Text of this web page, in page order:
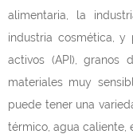
alimentaria, la
industria cosmética, y
activos (API),
materiales muy
puede tener una
térmico, agua caliente,